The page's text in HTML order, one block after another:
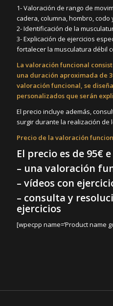
1- Valoración de rango de
cadera, columna, hombro, codo
2- Identificación de la
3- Explicación de ejercicios
fortalecer la musculatura débil
La valoración funcional
una duración aproximada de
valoración funcional, se
personalizados que serán
El precio incluye además,
surgir durante la realización de
Precio de la valoración
El precio es de 95€ e
– una valoración
– vídeos con
– consulta y
ejercicios
[wpecpp name=’Product name